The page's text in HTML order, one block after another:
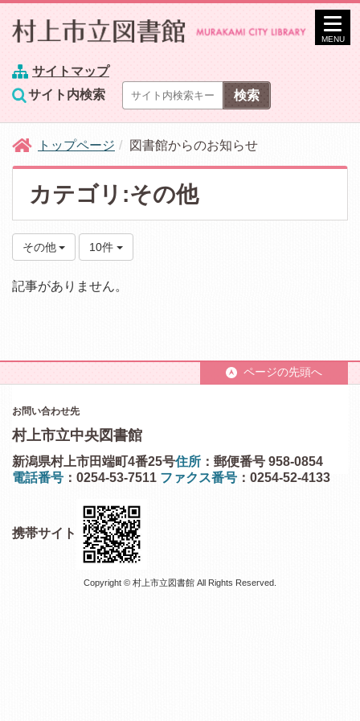
サイトマップ
サイト内検索
MENU
トップページ 図書館からのお知らせ
カテゴリ:その他
その他 10件
記事がありません。
ページの先頭へ
お問い合わせ先
村上市立中央図書館
住所 ：郵便番号 958-0854
新潟県村上市田端町4番25号
電話番号 ：0254-53-7511 ファクス番号 ：0254-52-4133
携帯サイト
Copyright © 村上市立図書館 All Rights Reserved.